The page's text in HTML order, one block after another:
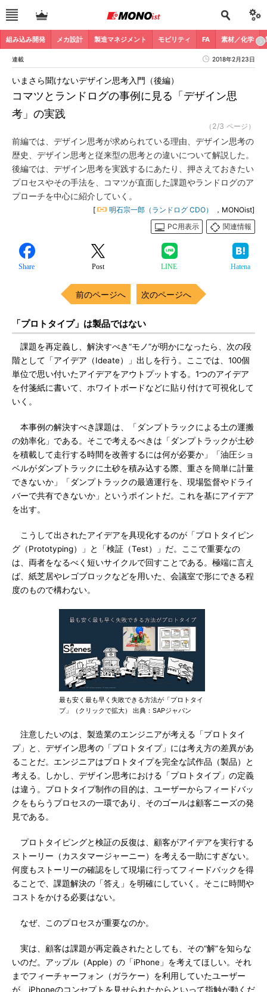
組み込み開発 メカ設計 製造マネジメント モビリティ FA 素材／化学
連載 2018年2月23日
コマツとランドログの事例に見る「デザイン思
考」の実践
いまさら聞けないデザイン思考入門（後編）
（2/3 ページ）
前編では、デザイン思考が求められている理由、デザイン思考の
歴史、デザイン思考と従来型の思考との違いについて解説した。
後編では、デザイン思考を実践するにあたり、押さえておきたい
プロセスやその手法を、コマツが直面した課題やランドログのア
プローチを中心に紹介していく。
[ 明石宗一郎（ランドログ CDO）
，MONOist]
PC用表示
関連情報
Share Post LINE Hatena
前のページへ 次のページへ
「プロトタイプ」は製品ではない
課題を再定義し、解決すべき“モノ”が明かになったら、次の段
階として「アイデア（Ideate）」出しを行う。ここでは、100個
単位で思い付いたアイデアをアウトプットする。1つのアイデア
を付箋紙に書いて、ホワイトボードなどに貼り付けて可視化して
いく。
本事例の解決すべき課題は、「ダンプトラックによる土の運搬
の効率化」である。そこで考えるべきは「ダンプトラックが土砂
を積載して走行する時間を改善するには何が必要か」「油圧ショ
ベルがダンプトラックに土砂を積み込する際、重さを簡単に計量
できないか」「ダンプトラックの最適運行を、現場監督やドライ
バーで共有できないか」というポイントだ。これを基にアイデア
を出す。
こうして出されたアイデアを具現化するのが「プロトタイピン
グ（Prototyping）」と「検証（Test）」だ。ここで重要なの
は、両者をなるべく短いサイクルで回すことである。極端に言え
ば、紙芝居やレゴブロックなどを用いた、会議室で形にできる程
度のもので構わない。
最も安く最も早く失敗できる方法が「プロトタイ
プ」（クリックで拡大） 出典：SAPジャパン
注意したいのは、製造業のエンジニアが考える「プロトタイ
プ」と、デザイン思考の「プロトタイプ」には考え方の差異があ
ることだ。エンジニアはプロトタイプを完全な試作品（製品）と
考える。しかし、デザイン思考における「プロトタイプ」の定義
は違う。プロトタイプ制作の目的は、ユーザーからフィードバッ
クをもらうプロセスの一環であり、そのゴールは顧客ニーズの発
見である。
プロトタイピングと検証の反復は、顧客がアイデアを実行する
ストーリー（カスタマージャーニー）を考える一助にすぎない。
何度もストーリーの確認をして現場に行ってフィードバックを得
ることで、課題解決の「答え」を明確にしていく。そこに時間や
コストをかける必要はない。
なぜ、このプロセスが重要なのか。
実は、顧客は課題が再定義されたとしても、その“解”を知らな
いのだ。アップル（Apple）の「iPhone」を考えてほしい。それ
までフィーチャーフォン（ガラケー）を利用していたユーザー
が、iPhoneのコンセプトを見せられたからといって指触が動くだ